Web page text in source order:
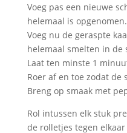
Voeg pas een nieuwe
helemaal is opgenomen.
Voeg nu de geraspte
helemaal smelten in de
Laat ten minste 1
Roer af en toe zodat de
Breng op smaak met
Rol intussen elk stuk
de rolletjes tegen